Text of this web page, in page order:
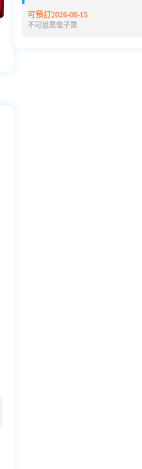
可預訂2026-08-15
不可退票電子票